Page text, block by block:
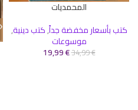
المحمديات
كتب بأسعار مخفضة جداً,كتب دينية,
موسوعات
34,99€
19,99€